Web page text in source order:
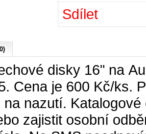
Sdílet
disky 16" na
Cena je 600 Kč/ks.
na nazutí.
zajistit osobní